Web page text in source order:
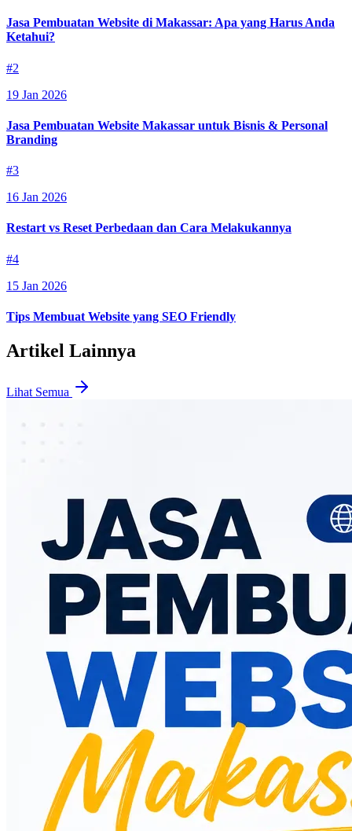
Jasa Pembuatan Website di Makassar: Apa yang Harus Anda
Ketahui?
#2
19 Jan 2026
Jasa Pembuatan Website Makassar untuk Bisnis & Personal
Branding
#3
16 Jan 2026
Restart vs Reset Perbedaan dan Cara Melakukannya
#4
15 Jan 2026
Tips Membuat Website yang SEO Friendly
Artikel Lainnya
Lihat Semua